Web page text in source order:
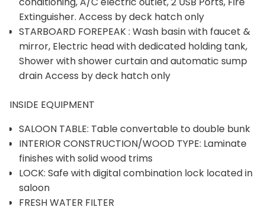
Extinguisher. Access by deck hatch only
STARBOARD FOREPEAK : Wash basin with faucet &
mirror, Electric head with dedicated holding tank,
Shower with shower curtain and automatic sump
drain Access by deck hatch only
INSIDE EQUIPMENT
SALOON TABLE: Table convertable to double bunk
INTERIOR CONSTRUCTION/WOOD TYPE: Laminate
finishes with solid wood trims
LOCK: Safe with digital combination lock located in
saloon
FRESH WATER FILTER